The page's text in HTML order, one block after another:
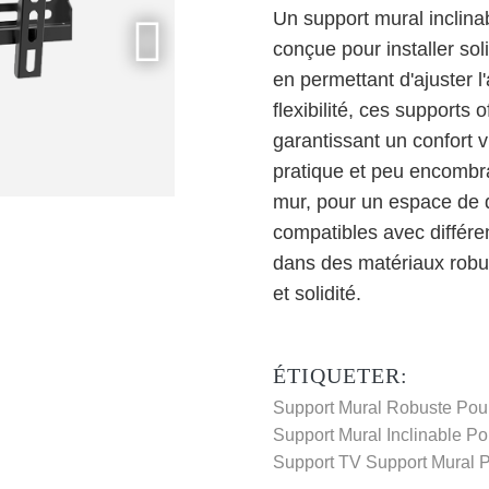
Un support mural
conçue pour installer
en permettant d'ajuster
flexibilité, ces supports
garantissant un confort
pratique et peu
mur, pour un espace de
compatibles avec
dans des matériaux
et solidité.
ÉTIQUETER:
Support Mural Robuste
Support Mural Inclinable
Support TV Support Mural